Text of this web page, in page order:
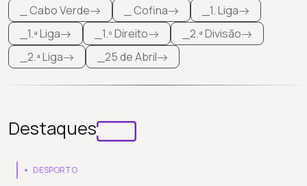
_ Cabo Verde _ Cofina
_1. Liga
_1.ª Liga
_1.º Direito
_2.ª Divisão
_2.ª Liga
_25 de Abril
Destaques
DESPORTO